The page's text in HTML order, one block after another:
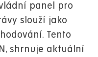
panel pro
slouží jako
Tento
shrnuje aktuální